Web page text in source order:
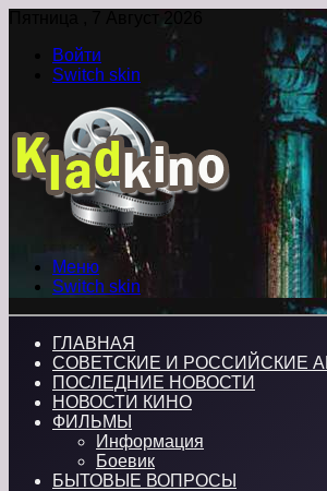
Пятница , 7 Август 2026
Войти
Switch skin
Меню
Switch skin
ГЛАВНАЯ
СОВЕТСКИЕ И РОССИЙСКИЕ
ПОСЛЕДНИЕ НОВОСТИ
НОВОСТИ КИНО
ФИЛЬМЫ
Информация
Боевик
БЫТОВЫЕ ВОПРОСЫ